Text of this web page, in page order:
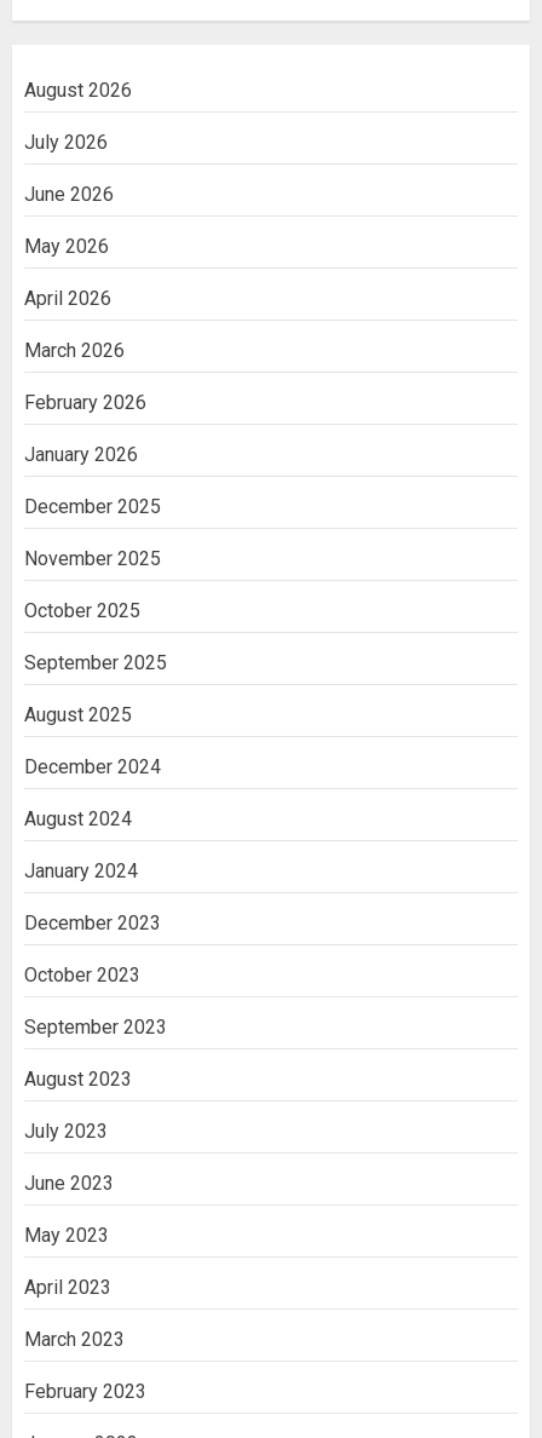
August 2026
July 2026
June 2026
May 2026
April 2026
March 2026
February 2026
January 2026
December 2025
November 2025
October 2025
September 2025
August 2025
December 2024
August 2024
January 2024
December 2023
October 2023
September 2023
August 2023
July 2023
June 2023
May 2023
April 2023
March 2023
February 2023